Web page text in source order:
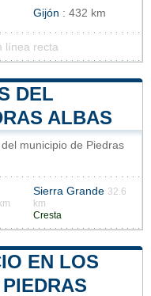
Gijón : 432 km
línea recta
DEL
ALBAS
municipio de Piedras
Sierra Grande 32.6
km
Cresta
EN LOS